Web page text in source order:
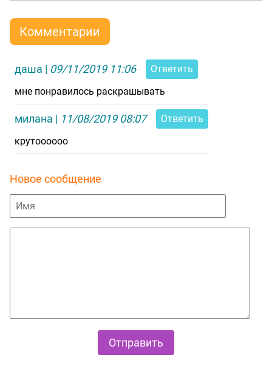
Комментарии
даша | 09/11/2019 11:06
Ответить
мне понравилось раскрашывать
милана | 11/08/2019 08:07
Ответить
крутоооооо
Новое сообщение